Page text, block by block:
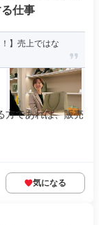
仕事
】売上ではな
方であれば、販売
気になる